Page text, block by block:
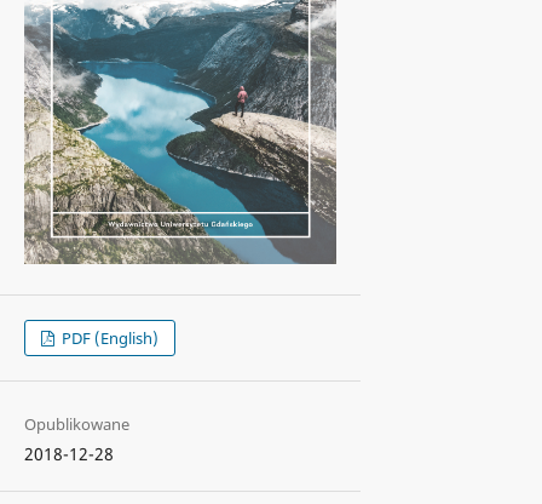
PDF (English)
Opublikowane
2018-12-28